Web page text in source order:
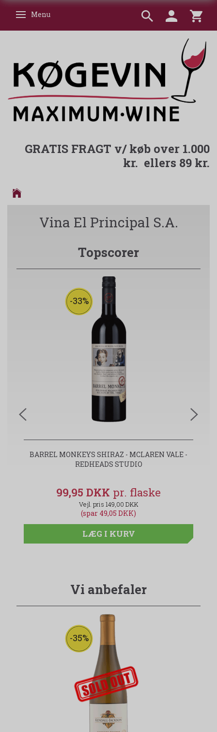
Skifte navigation
Menu
GRATIS FRAGT v/ køb over 1.000
kr. ellers 89 kr.
Vina El Principal S.A.
Topscorer
-33%
BARREL MONKEYS SHIRAZ - MCLAREN VALE -
REDHEADS STUDIO
99,95 DKK
149,00 DKK
(spar 49,05 DKK)
LÆG I KURV
Vi anbefaler
-35%
udsolgt-label